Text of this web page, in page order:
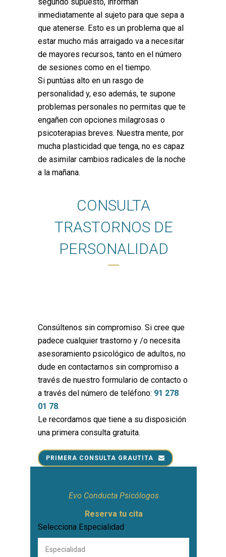
inmediatamente al sujeto para que sepa a
que atenerse. Esto es un problema que al
estar mucho más arraigado va a necesitar
de mayores recursos, tanto en el número
de sesiones como en el tiempo.
Si puntúas alto en un rasgo de
personalidad y, eso además, te supone
problemas personales no permitas que te
engañen con opciones milagrosas o
psicoterapias breves. Nuestra mente, por
mucha plasticidad que tenga, no es capaz
de asimilar cambios radicales de la noche
a la mañana.
CONSULTA
TRASTORNOS DE
PERSONALIDAD
Consúltenos sin compromiso. Si cree que
padece cualquier trastorno y /o necesita
asesoramiento psicológico de adultos, no
dude en contactarnos sin compromiso a
través de nuestro formulario de contacto o
a través del número de teléfono: 91 278
01 78.
Le recordamos que tiene a su disposición
una primera consulta gratuita.
PRIMERA CONSULTA GRAUTITA
Evo Conducta Psicólogos
Reserva tu cita
Selecciona Especialidad